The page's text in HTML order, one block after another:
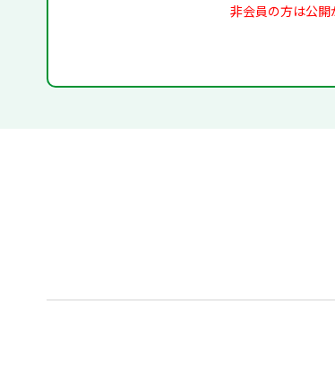
非会員の方は公開